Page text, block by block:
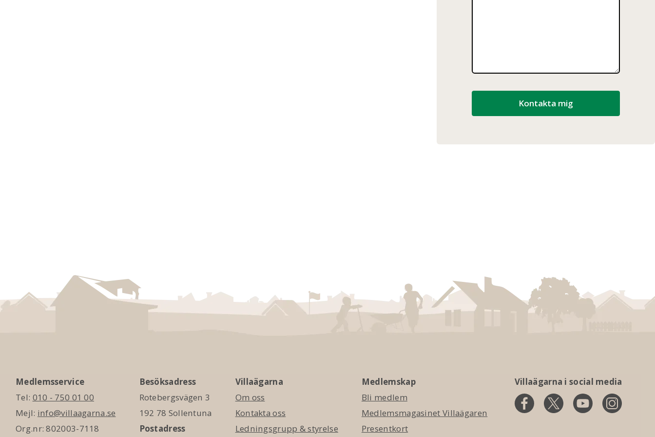
Kontakta mig
Medlemsservice
Tel: 010 - 750 01 00
Mejl: info@villaagarna.se
Org.nr: 802003-7118
Besöksadress
Rotebergsvägen 3
192 78 Sollentuna
Postadress
Villaägarna
Om oss
Kontakta oss
Ledningsgrupp & styrelse
Medlemskap
Bli medlem
Medlemsmagasinet Villaägaren
Presentkort
Villaägarna i social media